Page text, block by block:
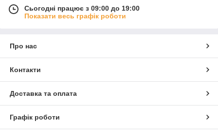
Сьогодні працює з 09:00 до 19:00
Показати весь графік роботи
Про нас
Контакти
Доставка та оплата
Графік роботи